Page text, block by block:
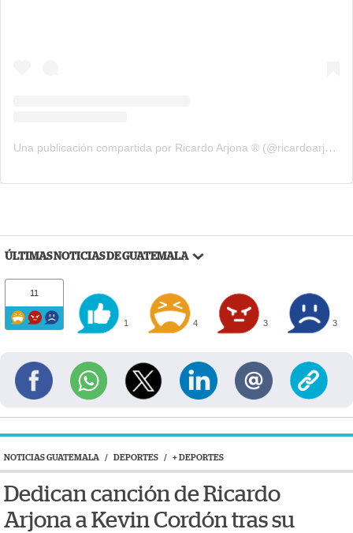
Una publicación compartida por Ricardo Arjona ® (@ricardoarjona)
ÚLTIMAS NOTICIAS DE GUATEMALA
11
1 4 3 3
NOTICIAS GUATEMALA / DEPORTES / + DEPORTES
Dedican canción de Ricardo
Arjona a Kevin Cordón tras su